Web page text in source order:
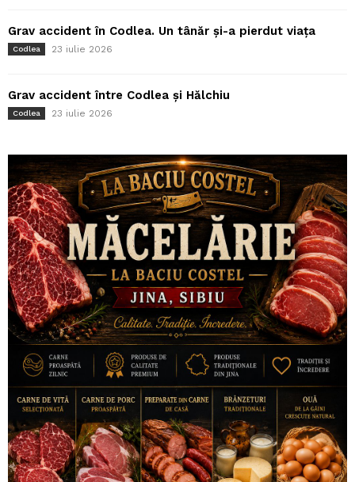
Grav accident în Codlea. Un tânăr și-a pierdut viața
Codlea 23 iulie 2026
Grav accident între Codlea și Hălchiu
Codlea 23 iulie 2026